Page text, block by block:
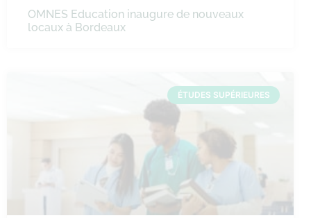
OMNES Education inaugure de nouveaux
locaux à Bordeaux
ÉTUDES SUPÉRIEURES